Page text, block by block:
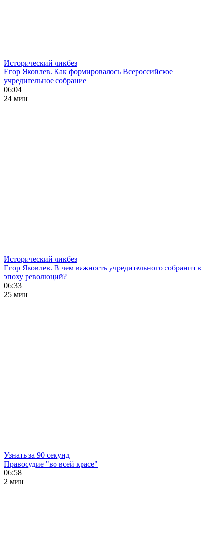
Исторический ликбез
Егор Яковлев. Как формировалось Всероссийское
учредительное собрание
06:04
24 мин
Исторический ликбез
Егор Яковлев. В чем важность учредительного собрания в
эпоху революций?
06:33
25 мин
Узнать за 90 секунд
Правосудие "во всей красе"
06:58
2 мин